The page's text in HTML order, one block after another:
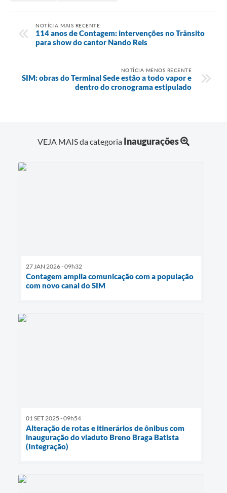
NOTÍCIA MAIS RECENTE
114 anos de Contagem: intervenções no Trânsito
para show do cantor Nando Reis
NOTÍCIA MENOS RECENTE
SIM: obras do Terminal Sede estão a todo vapor e
dentro do cronograma estipulado
VEJA MAIS da categoria Inaugurações
27 JAN 2026 - 09h32
Contagem amplia comunicação com a população
com novo canal do SIM
01 SET 2025 - 09h54
Alteração de rotas e itinerários de ônibus com
inauguração do viaduto Breno Braga Batista
(Integração)